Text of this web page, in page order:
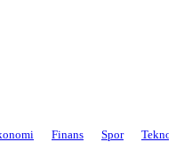
Finans Spor